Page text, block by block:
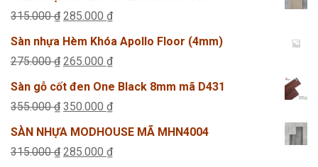
là:
tại
435.000 ₫.
315.000₫ Giá
gốc
là:
285.000 ₫Giá
hiện
tại
285.000 ₫.
Sàn nhựa Hèm Khóa Apollo Floor (4mm)
275.000₫ Giá
gốc
là:
265.000 ₫Giá
hiện
tại
265.000 ₫.
Sàn gỗ cốt đen One Black 8mm mã D431
355.000₫ Giá
gốc
là:
350.000 ₫Giá
hiện
tại
SÀN NHỰA MODHOUSE MÃ MHN4004
315.000₫ Giá
285.000 ₫Giá